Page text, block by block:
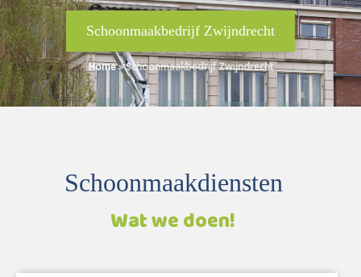
Schoonmaakbedrijf Zwijndrecht
Home»Schoonmaakbedrijf Zwijndrecht
Schoonmaakdiensten
Wat we doen!